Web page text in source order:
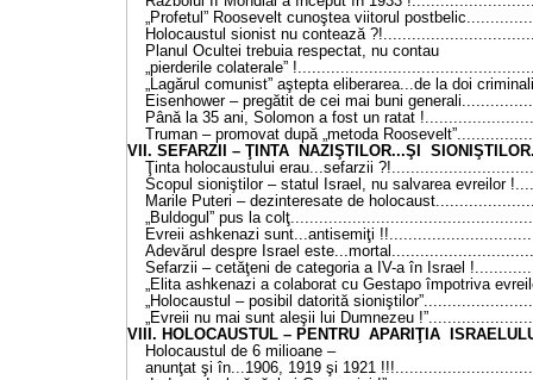
„Profetul” Roosevelt cunoştea viitorul
Holocaustul sionist nu contează
Planul Ocultei trebuia respectat, nu contau
„pierderile colaterale”
„Lagărul comunist” aştepta eliberarea...de la doi
Eisenhower – pregătit de cei mai buni
Până la 35 ani, Solomon a fost un ratat
Truman – promovat după „metoda
VII. SEFARZII – ŢINTA NAZIŞTILOR...ŞI
Ţinta holocaustului erau...sefarzii
Scopul sioniştilor – statul Israel, nu salvarea evreilor
Marile Puteri – dezinteresate de
„Buldogul” pus la
Evreii ashkenazi sunt...antisemiţi
Adevărul despre Israel
Sefarzii – cetăţeni de categoria a IV-a în Israel
„Elita ashkenazi a colaborat cu Gestapo împotriva
„Holocaustul – posibil datorită
„Evreii nu mai sunt aleşii lui Dumnezeu
VIII. HOLOCAUSTUL – PENTRU APARIŢIA
Holocaustul de 6 milioane –
anunţat şi în...1906, 1919 şi 1921